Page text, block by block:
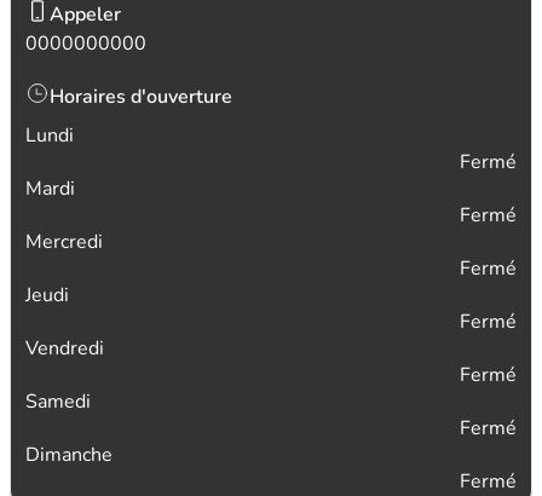
Appeler
0000000000
Horaires d'ouverture
Lundi
Fermé
Mardi
Fermé
Mercredi
Fermé
Jeudi
Fermé
Vendredi
Fermé
Samedi
Fermé
Dimanche
Fermé